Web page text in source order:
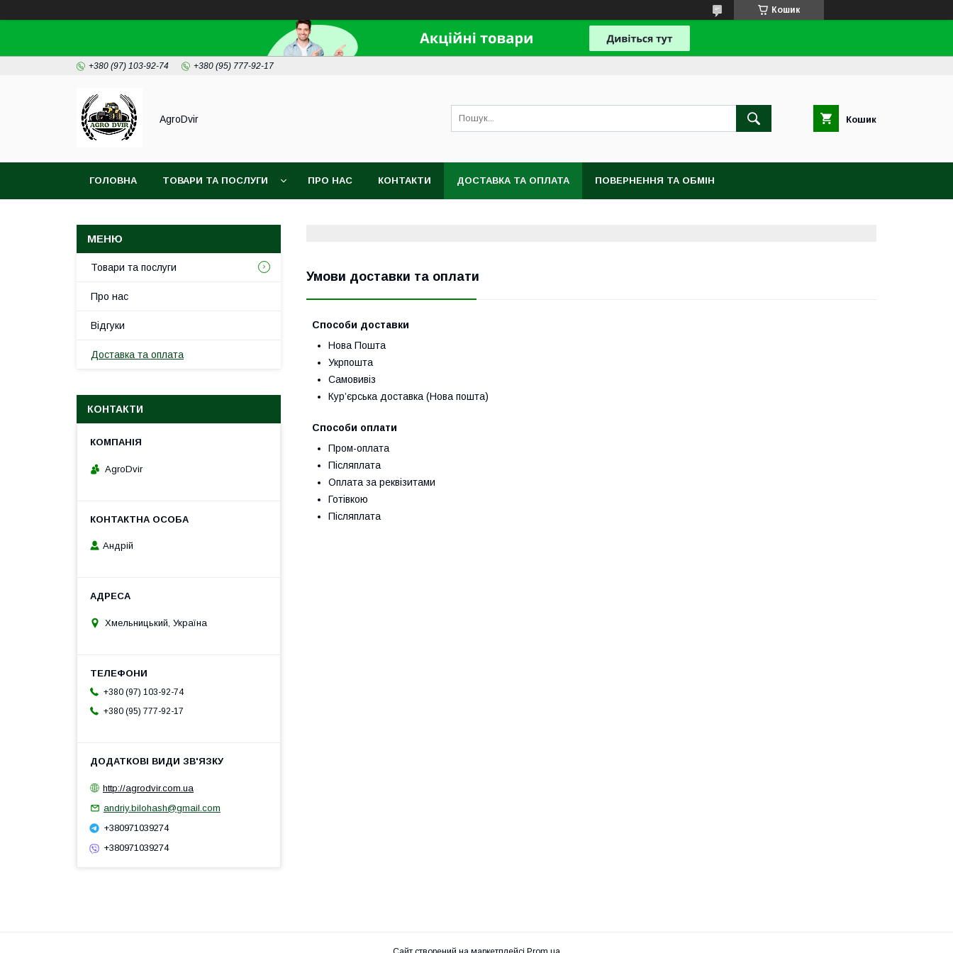
Кошик
+380 (97) 103-92-74 +380 (95) 777-92-17
AgroDvir Кошик
ГОЛОВНА ТОВАРИ ТА ПОСЛУГИ ПРО НАС КОНТАКТИ ДОСТАВКА ТА ОПЛАТА ПОВЕРНЕННЯ ТА ОБМІН
Умови доставки та оплати
Способи доставки
Нова Пошта
Укрпошта
Самовивіз
Кур’єрська доставка (Нова пошта)
Способи оплати
Пром-оплата
Післяплата
Оплата за реквізитами
Готівкою
Післяплата
Товари та послуги
Про нас
Відгуки
Доставка та оплата
КОНТАКТИ
AgroDvir
Андрій
Хмельницький, Україна
+380 (97) 103-92-74
+380 (95) 777-92-17
http://agrodvir.com.ua
andriy.bilohash@gmail.com
+380971039274
+380971039274